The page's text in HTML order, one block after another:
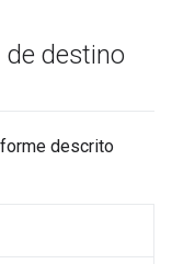
de destino
descrito